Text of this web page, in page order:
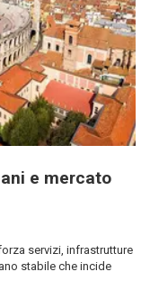
e mercato
servizi, infrastrutture
stabile che incide